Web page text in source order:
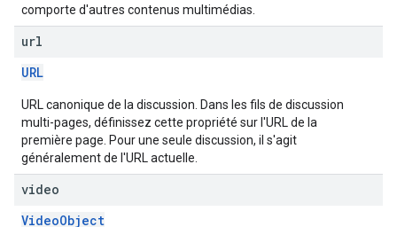
comporte d'autres contenus multimédias.
url
URL
URL canonique de la discussion. Dans les fils de discussion
multi-pages, définissez cette propriété sur l'URL de la
première page. Pour une seule discussion, il s'agit
généralement de l'URL actuelle.
video
VideoObject